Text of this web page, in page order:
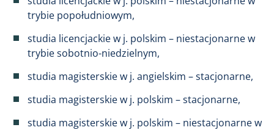
trybie popołudniowym,
studia licencjackie w j. polskim – niestacjonarne w
trybie sobotnio-niedzielnym,
studia magisterskie w j. angielskim – stacjonarne,
studia magisterskie w j. polskim – stacjonarne,
studia magisterskie w j. polskim – niestacjonarne w